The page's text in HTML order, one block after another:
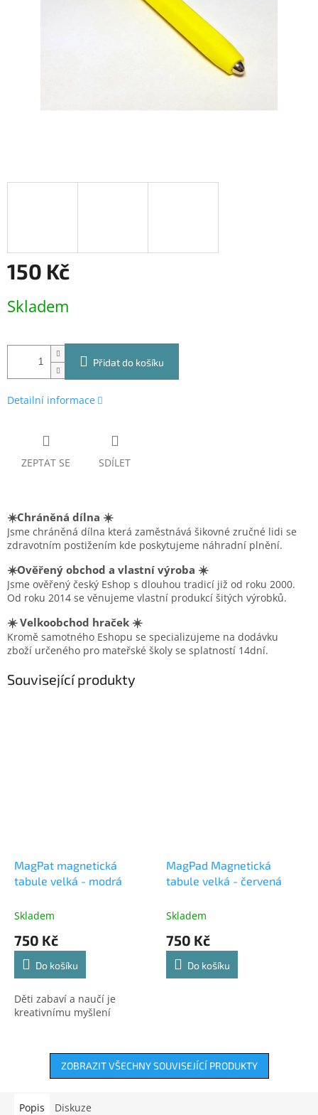
150 Kč
cena:
Skladem
Přidat do košíku
Detailní informace
ZEPTAT SE SDÍLET
☀️Chráněná dílna ☀️
Jsme chráněná dílna která zaměstnává šikovné zručné lidi se
zdravotním postižením kde poskytujeme náhradní plnění.
☀️Ověřený obchod a vlastní výroba ☀️
Jsme ověřený český Eshop s dlouhou tradicí již od roku 2000.
Od roku 2014 se věnujeme vlastní produkcí šitých výrobků.
☀️ Velkoobchod hraček ☀️
Kromě samotného Eshopu se specializujeme na dodávku
zboží určeného pro mateřské školy se splatností 14dní.
Související produkty
MagPat magnetická
tabule velká - modrá
Skladem
750 Kč
Do košíku
Děti zabaví a naučí je
kreativnímu myšlení
MagPad Magnetická
tabule velká - červená
Skladem
750 Kč
Do košíku
ZOBRAZIT VŠECHNY SOUVISEJÍCÍ PRODUKTY
Popis Diskuze